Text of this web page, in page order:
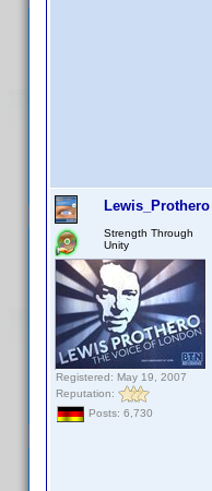
Lewis_Prothero
Strength Through
Unity
Registered: May 19, 2007
Reputation:
Posts: 6,730